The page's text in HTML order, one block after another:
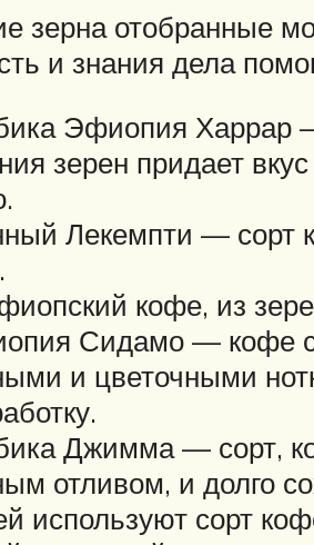
зерна отобранные
и знания дела
Эфиопия Харрар
зерен придает
Лекемпти — сорт
кофе, из
Сидамо — кофе с
и цветочными
Джимма — сорт,
отливом, и долго
используют сорт